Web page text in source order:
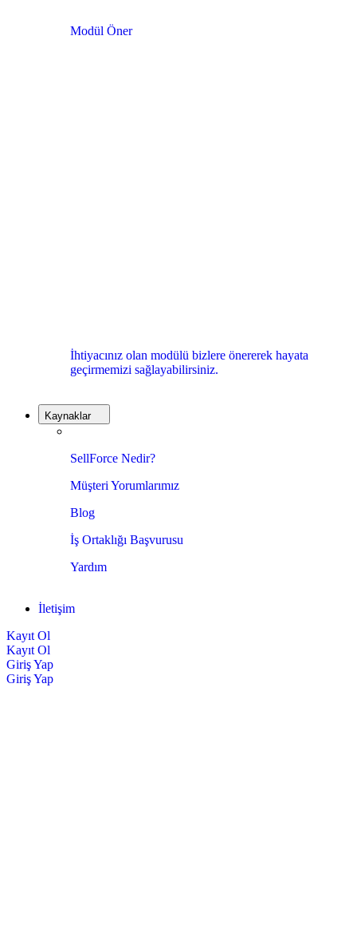
Modül Öner
İhtiyacınız olan modülü bizlere önererek hayata
geçirmemizi sağlayabilirsiniz.
Kaynaklar
SellForce Nedir?
Müşteri Yorumlarımız
Blog
İş Ortaklığı Başvurusu
Yardım
İletişim
Kayıt Ol
Kayıt Ol
Giriş Yap
Giriş Yap